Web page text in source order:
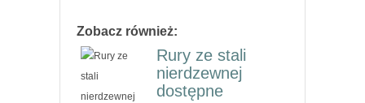
Zobacz również:
Rury ze stali
nierdzewnej
dostępne